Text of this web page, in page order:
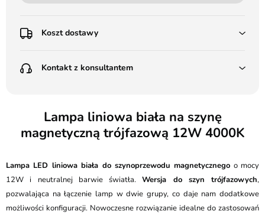
Koszt dostawy
Poczta Polska Kurier 48H - 11 zł
(od 1000 zł dla gabarytów, nie dotyczy produktów 3m)
Pobranie:
Kurier GLS - 20 zł
Przesyłka Gabarytowa - 35 zł
Kontakt z konsultantem
Batalionów Chłopskich 12, 94-058 Łódź
506 336 320
Lampa liniowa biała na szynę
magnetyczną trójfazową 12W 4000K
Lampa LED liniowa biała do szynoprzewodu magnetycznego o mocy
12W i neutralnej barwie światła.Wersja do szyn trójfazowych,
pozwalająca na łączenie lamp w dwie grupy, co daje nam dodatkowe
możliwości konfiguracji. Nowoczesne rozwiązanie idealne do zastosowań